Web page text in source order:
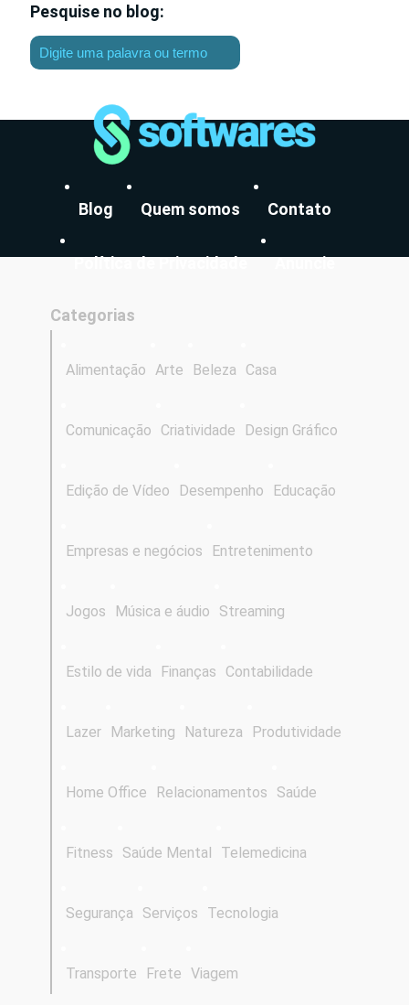
Pesquise no blog:
Blog Quem somos Contato
Política de Privacidade Anuncie
Categorias
Alimentação Arte Beleza Casa
Comunicação Criatividade Design Gráfico
Edição de Vídeo Desempenho Educação
Empresas e negócios Entretenimento
Jogos Música e áudio Streaming
Estilo de vida Finanças Contabilidade
Lazer Marketing Natureza Produtividade
Home Office Relacionamentos Saúde
Fitness Saúde Mental Telemedicina
Segurança Serviços Tecnologia
Transporte Frete Viagem